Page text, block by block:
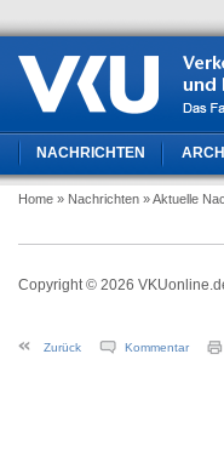
NACHRICHTEN
Home » Nachrichten » Aktuelle
Copyright © 2026
Zurück Kommentar